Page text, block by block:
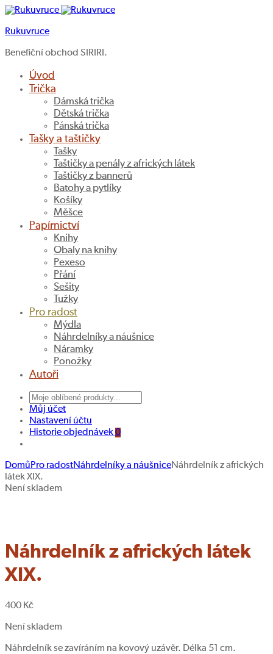
Rukuvruce
Benefiční obchod SIRIRI.
Úvod
Trička
Dámská trička
Dětská trička
Pánská trička
Tašky a taštičky
Tašky
Taštičky a penály z afrických látek
Taštičky z bannerů
Batohy a pytlíky
Košíky
Měšce
Papírnictví
Knihy
Obaly na knihy
Pexeso
Přání
Sešity
Tužky
Pro radost
Mýdla
Náhrdelníky a náušnice
Náramky
Ponožky
Autoři
Můj účet
Nastavení účtu
Historie objednávek0
DomůPro radostNáhrdelníky a náušniceNáhrdelník z afrických
látek XIX.
Navigace
Náhrdelník
Náhrdelník
Není skladem
Náhrdelník z afrických látek
XIX.
400 Kč
Není skladem
Náhrdelník se zavíráním na kovový uzávěr. Délka 51 cm.